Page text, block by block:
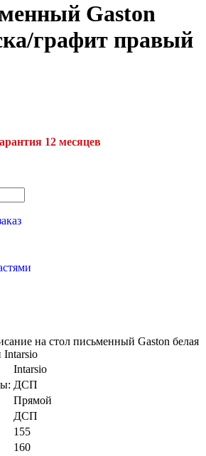
Gaston
графит правый
12 месяцев
на стол письменный Gaston белая
Intarsio
Intarsio
ДСП
Прямой
ДСП
155
160